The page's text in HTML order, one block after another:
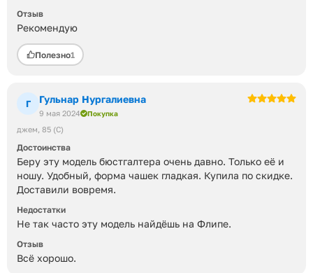
Отзыв
Рекомендую
Полезно1
Г Гульнар Нургалиевна
9 мая 2024 Покупка
джем 85 (C)
Достоинства
Беру эту модель бюстгалтера очень давно. Только её и
ношу. Удобный, форма чашек гладкая. Купила по скидке.
Доставили вовремя.
Недостатки
Не так часто эту модель найдёшь на Флипе.
Отзыв
Всё хорошо.